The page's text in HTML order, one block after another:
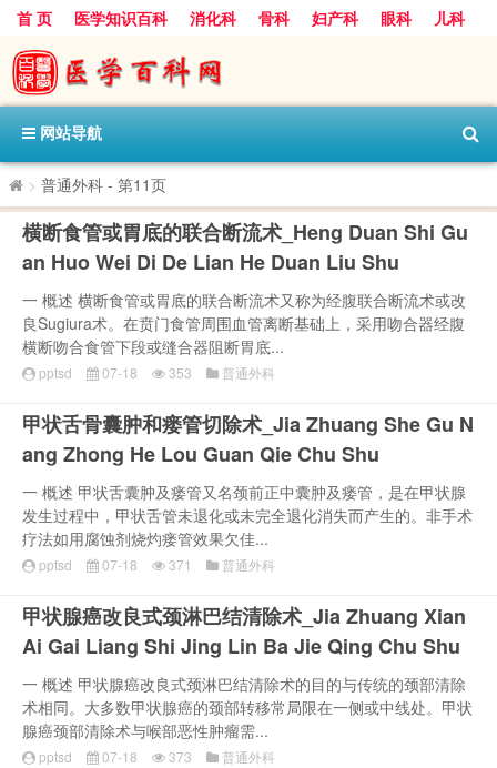
首 页 医学知识百科 消化科 骨科 妇产科 眼科
儿科
心血管病科
呼吸科 神经科
内分泌科
口腔科
网站导航
> 普通外科 - 第11页
横断食管或胃底的联合断流术_Heng Duan Shi Gu
an Huo Wei Di De Lian He Duan Liu Shu
一 概述 横断食管或胃底的联合断流术又称为经腹联合断流术或改
良Sugiura术。在贲门食管周围血管离断基础上，采用吻合器经腹
横断吻合食管下段或缝合器阻断胃底...
pptsd 07-18 353 普通外科
甲状舌骨囊肿和瘘管切除术_Jia Zhuang She Gu N
ang Zhong He Lou Guan Qie Chu Shu
一 概述 甲状舌囊肿及瘘管又名颈前正中囊肿及瘘管，是在甲状腺
发生过程中，甲状舌管未退化或未完全退化消失而产生的。非手术
疗法如用腐蚀剂烧灼瘘管效果欠佳...
pptsd 07-18 371 普通外科
甲状腺癌改良式颈淋巴结清除术_Jia Zhuang Xian
Ai Gai Liang Shi Jing Lin Ba Jie Qing Chu Shu
一 概述 甲状腺癌改良式颈淋巴结清除术的目的与传统的颈部清除
术相同。大多数甲状腺癌的颈部转移常局限在一侧或中线处。甲状
腺癌颈部清除术与喉部恶性肿瘤需...
pptsd 07-18 373 普通外科